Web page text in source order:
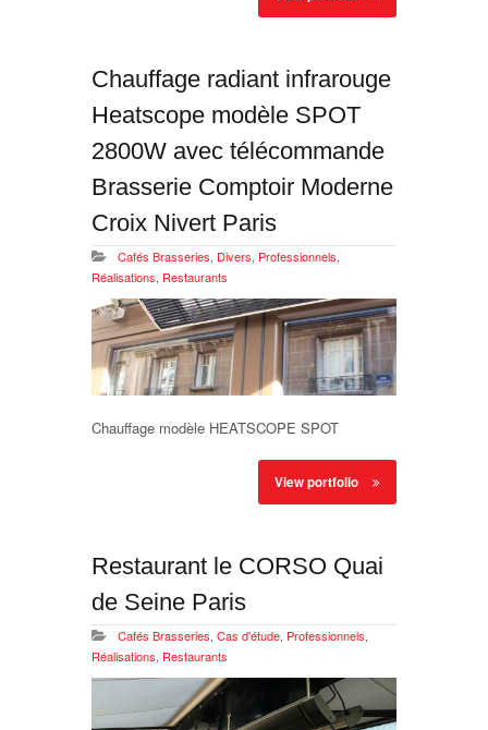
Chauffage radiant infrarouge
Heatscope modèle SPOT
2800W avec télécommande
Brasserie Comptoir Moderne
Croix Nivert Paris
Cafés Brasseries, Divers, Professionnels,
Réalisations, Restaurants
Chauffage modèle HEATSCOPE SPOT
View portfolio
Restaurant le CORSO Quai
de Seine Paris
Cafés Brasseries, Cas d'étude, Professionnels,
Réalisations, Restaurants